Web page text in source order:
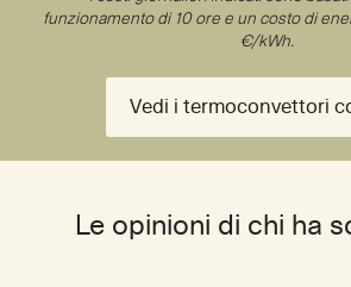
funzionamento di 10 ore e un costo di
€/kWh.
Vedi i termoconvettori
Le opinioni di chi ha